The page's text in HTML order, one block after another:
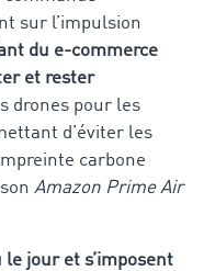
sur l’impulsion
du e-commerce
et rester
drones pour les
d’éviter les
carbone
Amazon Prime Air
le jour et s’imposent